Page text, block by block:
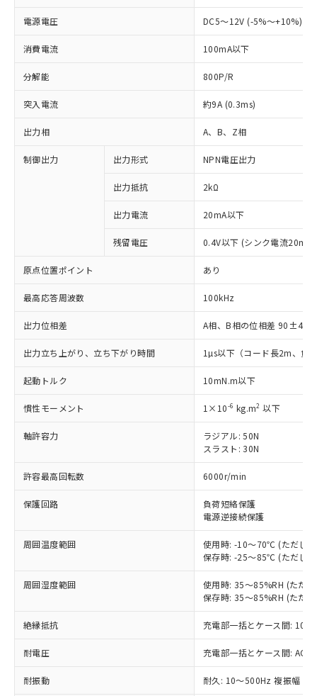
電源電圧 DC5～12V (-5%～+10%)
消費電流 100mA以下
分解能 800P/R
突入電流 約9A (0.3ms)
出力相 A、B、Z相
制御出力 出力形式 NPN電圧出力
出力抵抗 2kΩ
出力電流 20mA以下
残留電圧 0.4V以下 (シンク電流20mA
原点位置ポイント あり
最高応答周波数 100kHz
出力位相差 A相、B相の位相差
出力立ち上がり、立ち下がり時間 1µs以下（コード長2m、負
起動トルク 10mN.m以下
慣性モーメント 1×10-6 kg.m2 以下
軸許容力
ラジアル: 50N
スラスト: 30N
許容最高回転数 6000r/min
保護回路
負荷短絡保護
電源逆接続保護
周囲温度範囲
使用時: -10～70℃ (ただし
保存時: -25～85℃ (ただし
周囲湿度範囲
使用時: 35～85%RH (ただ
保存時: 35～85%RH (ただ
絶縁抵抗 充電部一括とケース間:
耐電圧 充電部一括とケース間:
耐振動 耐久: 10～500Hz 複振幅
以下の条件をお読みいただき、同意のうえ
ご利用ください。
本サービスは、当社制御機器事業取扱
商品の当社在庫状況および標準価格
(税抜)を提供させていただくもので
当社制御機器事業取扱商品の中には、
在庫状況および標準価格照会結果は、
記載している更新日時点での社内デー
タに基づき作成されるものであり、閲
覧された時点での実際の在庫および標
※1 対応状況
対応済み：EU RoHS指令（10物質）の
非含有に対応した製品が提供可能な商品で
対応予定：EU RoHS指令（10物質）の非含
有に対応した製品に切り替える予定のある
対応予定なし：EU RoHS指令（10物質）の
定はありません。
調査・確認中：EU RoHS指令（10物質）の
非含有の対応状況を調査中または確認中の
非該当品：ライセンス料など無形物で、有
害物質有無と関係のない商品です。
仕入先様の事情により、非含有部品として
いたものが、含有品と判明した場合などや
むを得ず変更することがあります。
鉛(Pb) 1000ppm以下、 水銀(Hg) 1000ppm以下、 カド
六価クロム(Cr(Ⅵ)) 1000ppm以下、ポリ臭化ビフェニル
※1 中国RoHS○×表
「○」：最大均質材料含有率が中国RoHSの
基準値以下であることを示します。
「×」：最大均質材料含有率が中国RoHSの
基準値を超えていることを示します。
「－」：未確認です。当社販売部門へお問
Pb(鉛) :1000ppm、 Hg(水銀) : 1000ppm、 Cd(カドミウ
当社は、これら貴社製品のうち、外国
為替および外国貿易法に定める商品
（以下｢規制貨物等」という）を輸出
国政府の輸出許可(または役務取引許
可)を取得するなどの必要な手続きを